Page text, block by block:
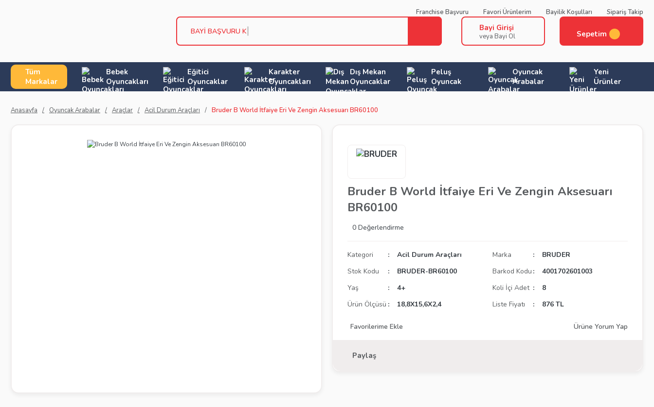
Franchise Başvuru Favori Ürünlerim Bayilik Koşulları Sipariş Takip
BAYİ BAŞVURU KOŞUL Bayi Girişi
veya Bayi Ol Sepetim
Tüm
Markalar
Bebek
Oyuncakları
Eğitici
Oyuncaklar
Karakter
Oyuncakları
Dış Mekan
Oyuncaklar
Peluş
Oyuncak
Oyuncak
Arabalar
Yeni
Ürünler
Anasayfa Oyuncak Arabalar Araçlar Acil Durum Araçları Bruder B World İtfaiye Eri Ve Zengin Aksesuarı BR60100
Bruder B World İtfaiye Eri Ve Zengin Aksesuarı
BR60100
0 Değerlendirme
Kategori Acil Durum Araçları Marka
BRUDER
Stok Kodu
BRUDER-BR60100 Barkod Kodu
4001702601003
Yaş
4+ Koli İçi Adet
8
Ürün Ölçüsü
18,8X15,6X2,4 Liste Fiyatı 876 TL
Ürüne Yorum Yap
Paylaş